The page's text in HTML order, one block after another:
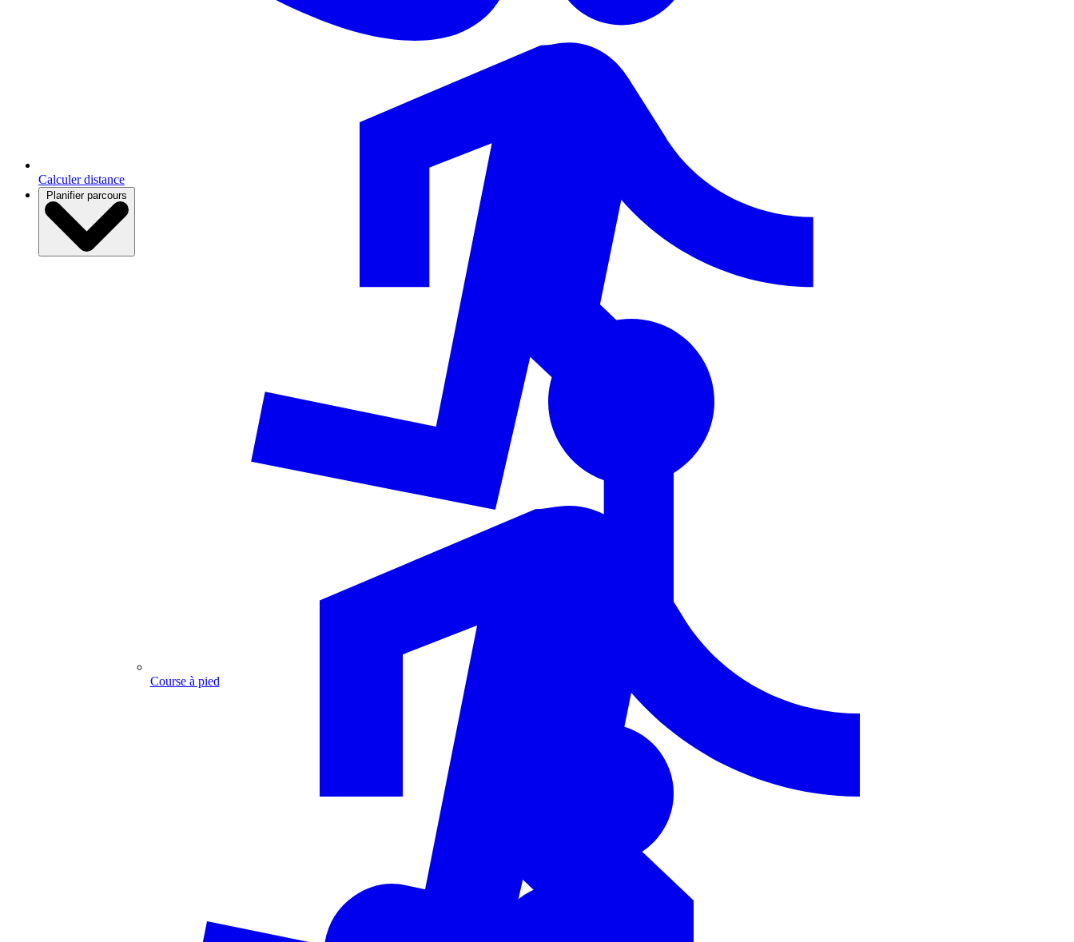
Course à pied
Calculer distance
Planifier parcours